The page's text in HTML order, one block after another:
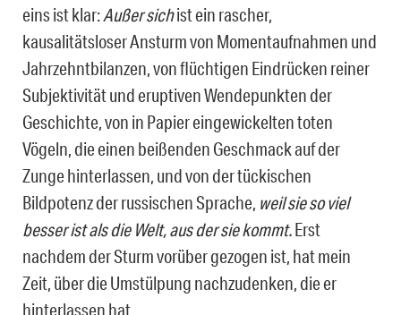
eins ist klar:Außer sichist ein rascher,
kausalitätsloser Ansturm von Momentaufnahmen und
Jahrzehntbilanzen, von flüchtigen Eindrücken reiner
Subjektivität und eruptiven Wendepunkten der
Geschichte, von in Papier eingewickelten toten
Vögeln, die einen beißenden Geschmack auf der
Zunge hinterlassen, und von der tückischen
Bildpotenz der russischen Sprache, weil sie so viel
besser ist als die Welt, aus der sie kommt.Erst
nachdem der Sturm vorüber gezogen ist, hat mein
Zeit, über die Umstülpung nachzudenken, die er
hinterlassen hat.